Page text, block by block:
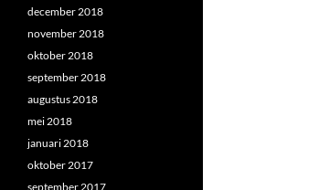
december 2018
november 2018
oktober 2018
september 2018
augustus 2018
mei 2018
januari 2018
oktober 2017
september 2017